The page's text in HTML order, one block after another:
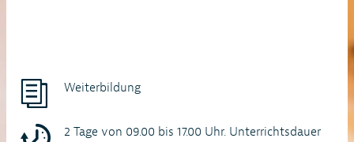
Weiterbildung
2 Tage von 09.00 bis 17.00 Uhr. Unterrichtsdauer